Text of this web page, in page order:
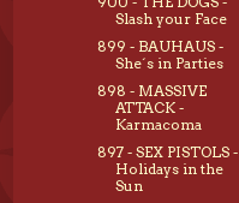
Slash your Face
899 - BAUHAUS -
She´s in Parties
898 - MASSIVE
ATTACK -
Karmacoma
897 - SEX PISTOLS -
Holidays in the
Sun